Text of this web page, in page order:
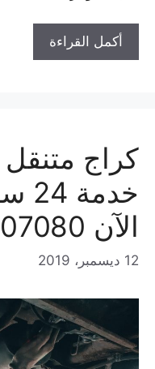
أكمل القراءة
كراج
الآن 65807080
12 ديسمبر، 2019